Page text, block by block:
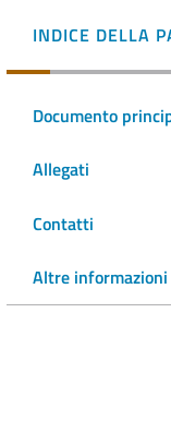
INDICE DELLA
Documento
Allegati
Contatti
Altre informazioni